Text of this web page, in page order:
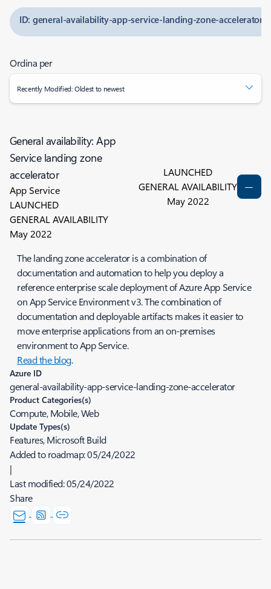
ID: general-availability-app-service-landing-zone-accelerator
Ordina per
Recently Modified: Oldest to newest
General availability: App
Service landing zone
accelerator
App Service
LAUNCHED
GENERAL AVAILABILITY
May 2022
LAUNCHED
GENERAL AVAILABILITY
May 2022
The landing zone accelerator is a combination of
documentation and automation to help you deploy a
reference enterprise scale deployment of Azure App Service
on App Service Environment v3. The combination of
documentation and deployable artifacts makes it easier to
move enterprise applications from an on-premises
environment to App Service.
Read the blog.
Azure ID
general-availability-app-service-landing-zone-accelerator
Product Categories(s)
Compute, Mobile, Web
Update Types(s)
Features, Microsoft Build
Added to roadmap:05/24/2022
|
Last modified:05/24/2022
Share